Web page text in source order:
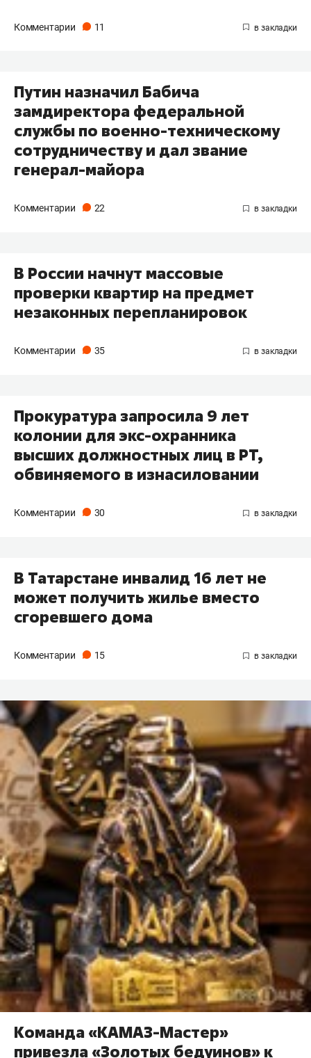
Комментарии 11
Путин назначил Бабича
замдиректора федеральной
службы по военно-техническому
сотрудничеству и дал звание
генерал-майора
Комментарии 22
В России начнут массовые
проверки квартир на предмет
незаконных перепланировок
Комментарии 35
​Прокуратура запросила 9 лет
колонии для экс-охранника
высших должностных лиц в РТ,
обвиняемого в изнасиловании
Комментарии 30
В Татарстане инвалид 16 лет не
может получить жилье вместо
сгоревшего дома
Комментарии 15
Команда «КАМАЗ-Мастер»
привезла «Золотых бедуинов» к